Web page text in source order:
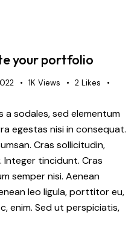
your portfolio
1K Views 2 Likes
a sodales, sed elementum
egestas nisi in consequat.
Cras sollicitudin,
Integer tincidunt. Cras
semper nisi. Aenean
leo ligula, porttitor eu,
enim. Sed ut perspiciatis,